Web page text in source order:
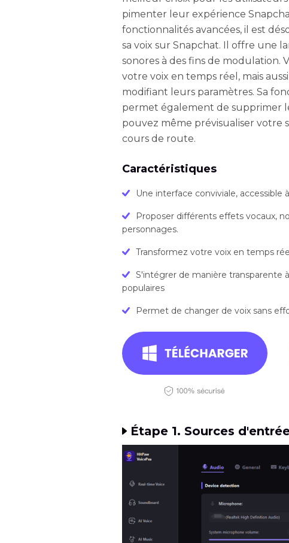
pimenter leur expérience
fonctionnalités avancées, il est
sa voix sur Snapchat. Il offre une
sonores à des fins de
votre voix en temps réel, mais
modifiant leurs paramètres. Sa
permet également de supprimer
pouvez même prévisualiser votre
cours de route.
Caractéristiques
Une interface conviviale,
Proposer différents effets vocaux,
personnages.
Transformez votre voix en temps
S'intégrer de manière transparente
populaires
Permet de changer de voix sans
Étape 1. Sources